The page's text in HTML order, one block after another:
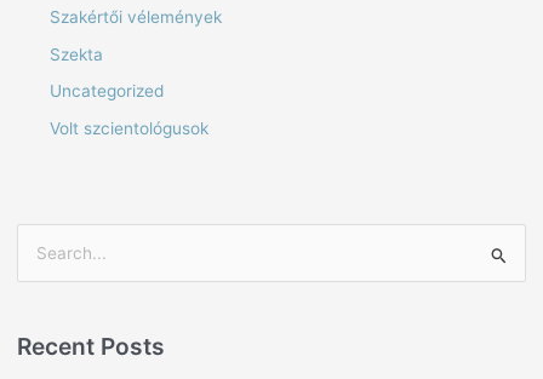
Szakértői vélemények
Szekta
Uncategorized
Volt szcientológusok
rRecent Posts